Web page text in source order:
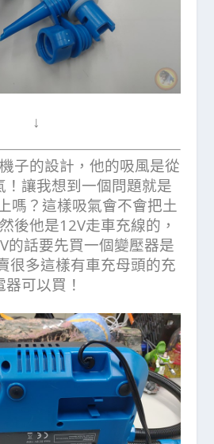
↓
子的設計，他的吸風是從
！讓我想到一個問題就是
嗎？這樣吸氣會不會把土
後他是12V走車充線的，
的話要先買一個變壓器是
很多這樣有車充母頭的充
器可以買！